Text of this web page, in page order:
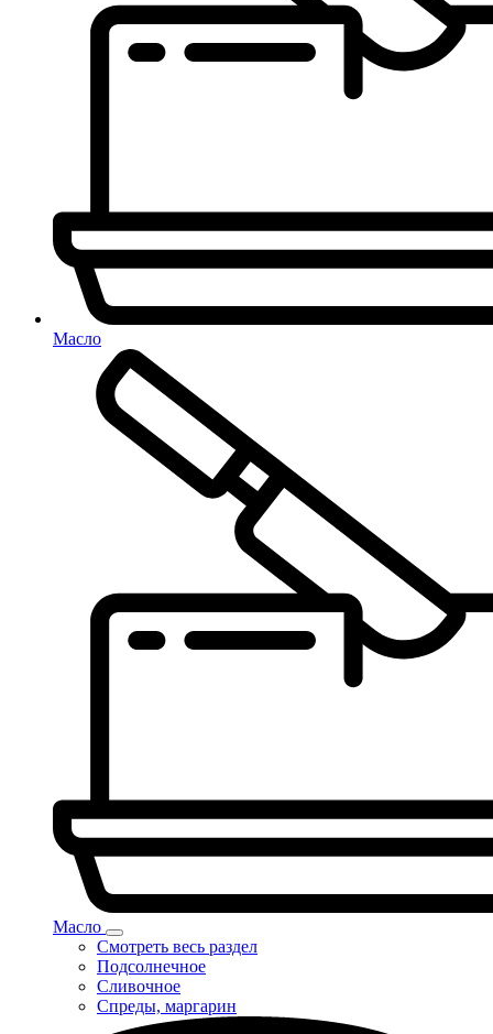
Масло
Масло
Смотреть весь раздел
Подсолнечное
Сливочное
Спреды, маргарин